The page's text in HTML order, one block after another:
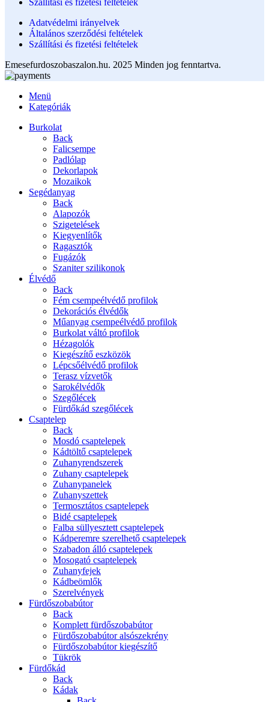
Szállítási és fizetési feltételek
Adatvédelmi irányelvek
Általános szerződési feltételek
Szállítási és fizetési feltételek
Emesefurdoszobaszalon.hu. 2025 Minden jog fenntartva.
Menü
Kategóriák
Burkolat
Back
Falicsempe
Padlólap
Dekorlapok
Mozaikok
Segédanyag
Back
Alapozók
Szigetelések
Kiegyenlítők
Ragasztók
Fugázók
Szaniter szilikonok
Élvédő
Back
Fém csempeélvédő profilok
Dekorációs élvédők
Műanyag csempeélvédő profilok
Burkolat váltó profilok
Hézagolók
Kiegészítő eszközök
Lépcsőélvédő profilok
Terasz vízvetők
Sarokélvédők
Szegőlécek
Fürdőkád szegőlécek
Csaptelep
Back
Mosdó csaptelepek
Kádtöltő csaptelepek
Zuhanyrendszerek
Zuhany csaptelepek
Zuhanypanelek
Zuhanyszettek
Termosztátos csaptelepek
Bidé csaptelepek
Falba süllyesztett csaptelepek
Kádperemre szerelhető csaptelepek
Szabadon álló csaptelepek
Mosogató csaptelepek
Zuhanyfejek
Kádbeömlők
Szerelvények
Fürdőszobabútor
Back
Komplett fürdőszobabútor
Fürdőszobabútor alsószekrény
Fürdőszobabútor kiegészítő
Tükrök
Fürdőkád
Back
Kádak